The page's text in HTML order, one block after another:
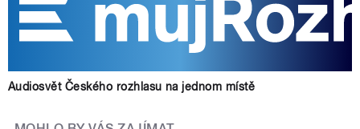
Audiosvět Českého rozhlasu na jednom místě